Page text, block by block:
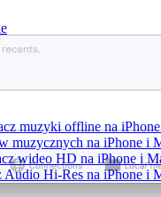
muzyki offline na
muzycznych na iPhone i
wideo HD na iPhone i
Audio Hi-Res na iPhone i